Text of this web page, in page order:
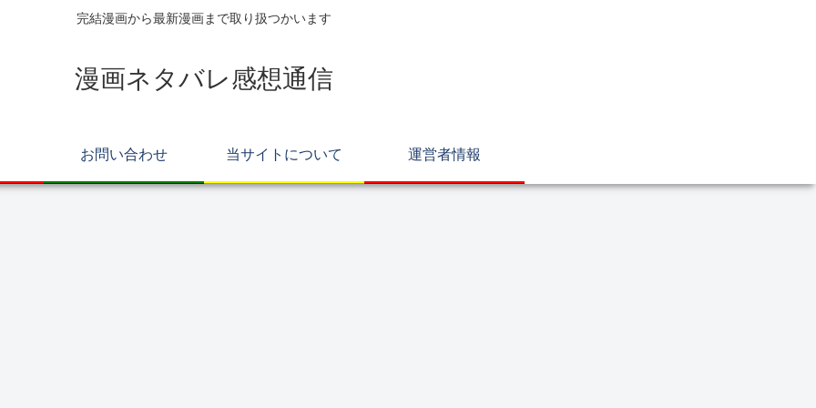
完結漫画から最新漫画まで取り扱つかいます
漫画ネタバレ感想通信
お問い合わせ 当サイトについて 運営者情報